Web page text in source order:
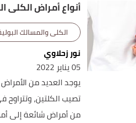
أنواع أمراض الكلى
الكلى والمسالك
نور زحلاوي
05 يناير 2022
يوجد العديد من الأمراض
تصيب الكلتين،
من أمراض شائعة إلى